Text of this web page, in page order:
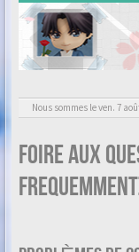
Nous sommes le ven. 7
Foire aux